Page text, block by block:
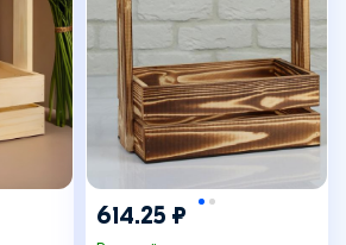
614.25 ₽